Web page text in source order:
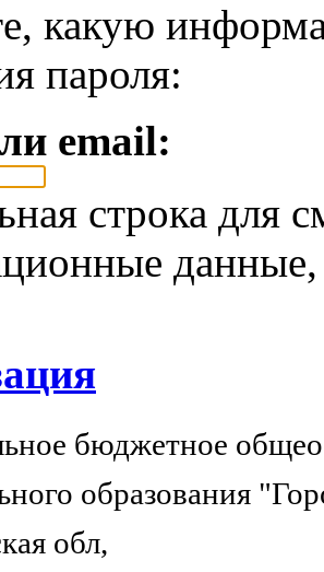
какую
пароля:
email:
строка для
бюджетное
образования
обл,